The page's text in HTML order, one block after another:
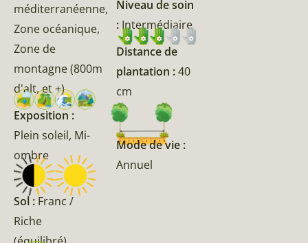
méditerranéenne,
Zone océanique,
Zone de
montagne (800m
d'alt, et +)
Exposition :
Plein soleil, Mi-
ombre
Sol : Franc /
Riche
Niveau de soin
: Intermédiaire
Distance de
plantation :40
cm
Mode de vie :
Annuel